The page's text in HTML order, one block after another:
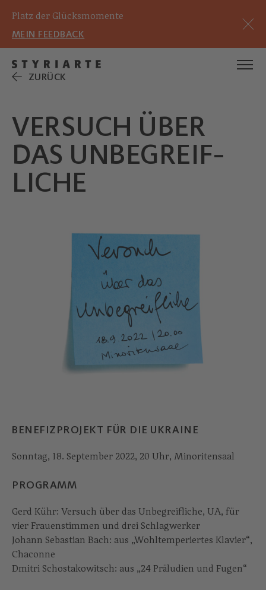
Platz der Glücksmomente
MEIN FEEDBACK
ZURÜCK
VERSUCH ÜBER
DAS UNBEGREIF­
LICHE
BENEFIZPROJEKT FÜR DIE UKRAINE
Sonntag, 18. September 2022, 20 Uhr, Minoritensaal
PROGRAMM
Gerd Kühr: Versuch über das Unbegreifliche, UA, für
vier Frauenstimmen und drei Schlagwerker
Johann Sebastian Bach: aus „Wohltemperiertes Klavier“,
Chaconne
Dmitri Schostakowitsch: aus „24 Präludien und Fugen“